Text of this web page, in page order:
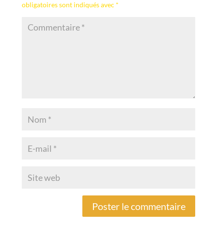
obligatoires sont indiqués avec *